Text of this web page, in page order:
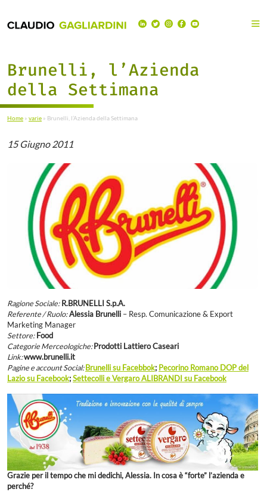
Brunelli, l’Azienda
della Settimana
Home » varie » Brunelli, l’Azienda della Settimana
15 Giugno 2011
Ragione Sociale: R.BRUNELLI S.p.A.
Referente / Ruolo: Alessia Brunelli – Resp. Comunicazione & Export
Marketing Manager
Settore: Food
Categorie Merceologiche:Prodotti Lattiero Caseari
Link:www.brunelli.it
Pagine e account Social:Brunelli su Facebbok; Pecorino Romano DOP del
Lazio su Facebook; Settecolli e Vergaro ALIBRANDI su Facebook
Grazie per il tempo che mi dedichi, Alessia. In cosa è “forte” l’azienda e
perché?